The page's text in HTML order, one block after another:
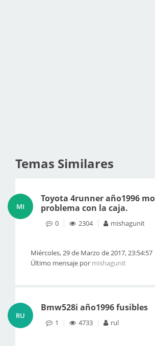
Temas Similares
MI
Toyota 4runner año1996
problema con la caja.
0 2304 mishagunit
Miércoles, 29 de Marzo de 2017, 23:54:57
Último mensaje por mishagunit
RU
Bmw528i año1996 fusibles
1 4733 rul